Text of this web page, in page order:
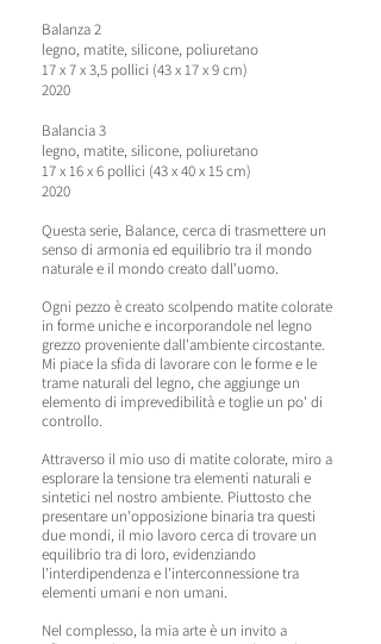
Balanza 2
legno, matite, silicone, poliuretano
17 x 7 x 3,5 pollici (43 x 17 x 9 cm)
2020
Balancia 3
legno, matite, silicone, poliuretano
17 x 16 x 6 pollici (43 x 40 x 15 cm)
2020
Questa serie, Balance, cerca di trasmettere un
senso di armonia ed equilibrio tra il mondo
naturale e il mondo creato dall'uomo.
Ogni pezzo è creato scolpendo matite colorate
in forme uniche e incorporandole nel legno
grezzo proveniente dall'ambiente circostante.
Mi piace la sfida di lavorare con le forme e le
trame naturali del legno, che aggiunge un
elemento di imprevedibilità e toglie un po' di
controllo.
Attraverso il mio uso di matite colorate, miro a
esplorare la tensione tra elementi naturali e
sintetici nel nostro ambiente. Piuttosto che
presentare un'opposizione binaria tra questi
due mondi, il mio lavoro cerca di trovare un
equilibrio tra di loro, evidenziando
l'interdipendenza e l'interconnessione tra
elementi umani e non umani.
Nel complesso, la mia arte è un invito a